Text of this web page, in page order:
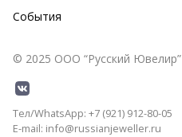
© 2025 ООО “Русский Ювелир”
Тел/WhatsApp: +7 (921) 912-80-05
E-mail: info@russianjeweller.ru
События